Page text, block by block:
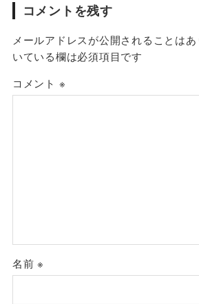
コメントを残す
メールアドレスが公開されることはあ
いている欄は必須項目です
コメント ※
名前※